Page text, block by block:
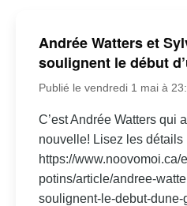
Andrée Watters et
soulignent le début
Publié le vendredi 1 mai à
C’est Andrée Watters qui
nouvelle! Lisez les détails
https://www.noovomoi.ca/
potins/article/andree-
soulignent-le-debut-dune-